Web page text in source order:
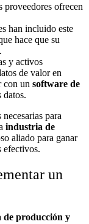
proveedores ofrecen
han incluido este
hace que su
y activos
de valor en
con un software de
datos.
para
industria de
aliado para ganar
efectivos.
un
de producción y